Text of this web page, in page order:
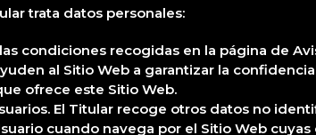
trata datos personales:
condiciones recogidas en la página de
al Sitio Web a garantizar la
ofrece este Sitio Web.
El Titular recoge otros datos no
cuando navega por el Sitio Web